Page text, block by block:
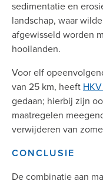
sedimentatie en
landschap, waar
afgewisseld worden
hooilanden.
Voor elf
van 25 km, heeft
gedaan; hierbij zijn
maatregelen
verwijderen van
CONCLUSIE
De combinatie aan